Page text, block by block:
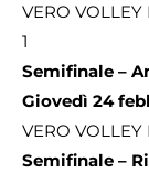
VERO
1
Semifinale –
Giovedì 24
VERO
Semifinale –